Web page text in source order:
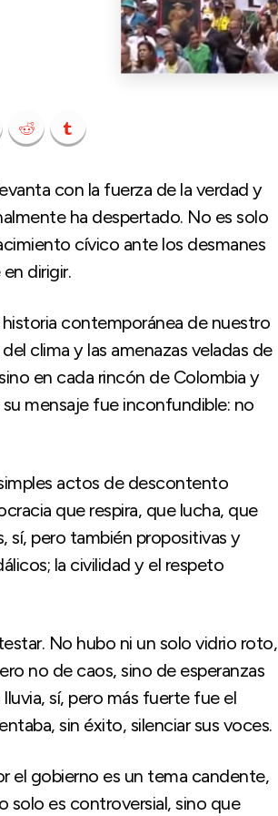
con la fuerza de la verdad y
ha despertado. No es solo
cívico ante los desmanes
dirigir.
contemporánea de nuestro
clima y las amenazas veladas de
en cada rincón de Colombia y
mensaje fue inconfundible: no
actos de descontento
que respira, que lucha, que
sí, pero también propositivas y
la civilidad y el respeto
No hubo ni un solo vidrio roto,
no de caos, sino de esperanzas
sí, pero más fuerte fue el
sin éxito, silenciar sus voces.
el gobierno es un tema candente,
solo es controversial, sino que